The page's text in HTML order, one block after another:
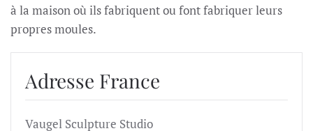
à la maison où ils fabriquent ou font fabriquer leurs
propres moules.
Adresse France
Vaugel Sculpture Studio